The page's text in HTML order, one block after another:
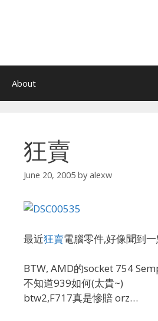
About
狂賣
June 20, 2005 by alexw
最近狂賣電腦零件,好像聞到
BTW, AMD的socket 754
不知道939如何(太貴~)
btw2,F717真是慘賠 orz…